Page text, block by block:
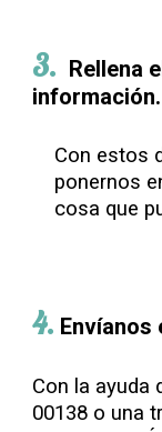
3. Rellena
información.
Con estos
ponernos
cosa que
4. Envíanos
Con la ayuda
00138 o una